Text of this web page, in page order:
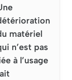
matériel
n’est pas
à l’usage